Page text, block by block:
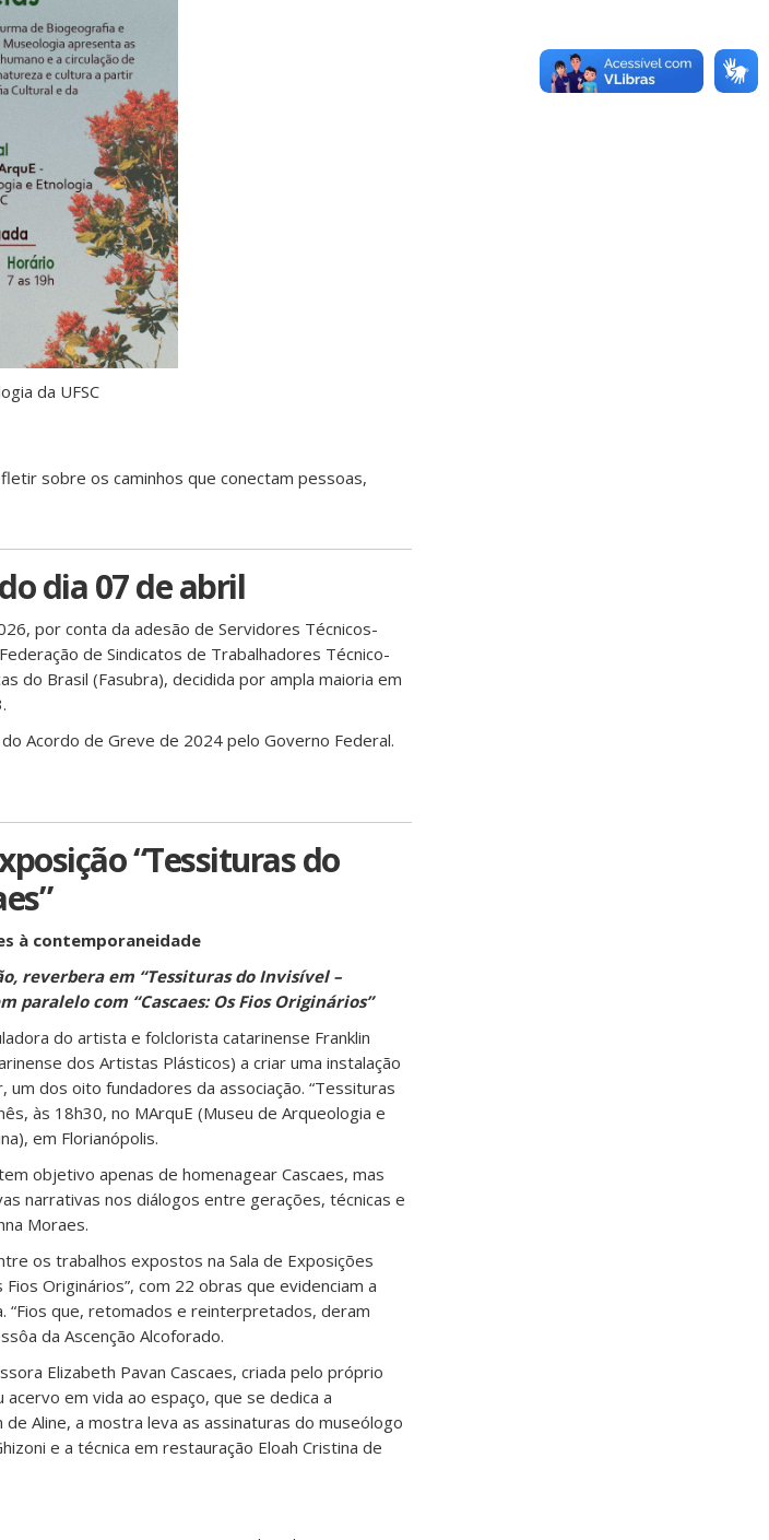
da UFSC
sobre os caminhos que conectam pessoas,
dia 07 de abril
por conta da adesão de Servidores Técnicos-
de Sindicatos de Trabalhadores Técnico-
do Brasil (Fasubra), decidida por ampla maioria em
Acordo de Greve de 2024 pelo Governo Federal.
“Tessituras do
à contemporaneidade
reverbera em “Tessituras do Invisível –
paralelo com “Cascaes: Os Fios Originários”
do artista e folclorista catarinense Franklin
dos Artistas Plásticos) a criar uma instalação
dos oito fundadores da associação. “Tessituras
às 18h30, no MArquE (Museu de Arqueologia e
em Florianópolis.
objetivo apenas de homenagear Cascaes, mas
narrativas nos diálogos entre gerações, técnicas e
Moraes.
os trabalhos expostos na Sala de Exposições
Originários”, com 22 obras que evidenciam a
que, retomados e reinterpretados, deram
da Ascenção Alcoforado.
Elizabeth Pavan Cascaes, criada pelo próprio
em vida ao espaço, que se dedica a
Aline, a mostra leva as assinaturas do museólogo
e a técnica em restauração Eloah Cristina de